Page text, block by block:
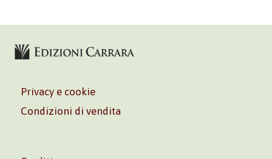
Privacy e cookie
Condizioni di vendita